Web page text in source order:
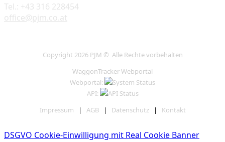
Tel.: +43 316 228454
office@pjm.co.at
Copyright 2026 PJM © Alle Rechte vorbehalten
WaggonTracker Webportal
Webportal:
API:
Impressum | AGB| Datenschutz| Kontakt
DSGVO Cookie-Einwilligung mit Real Cookie Banner